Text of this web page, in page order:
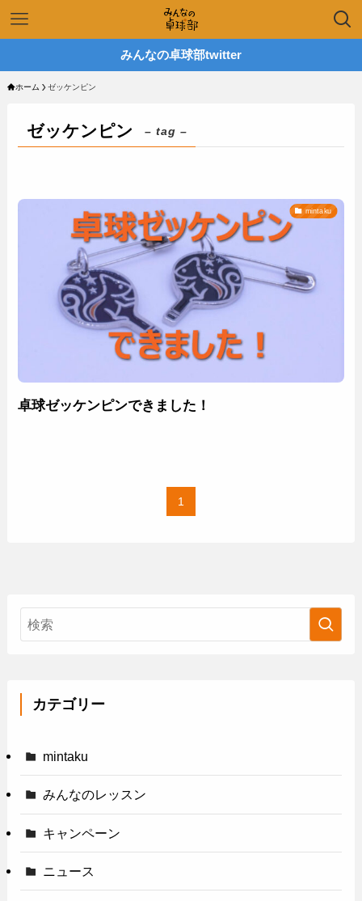
みんなの卓球部twitter
ホーム ゼッケンピン
ゼッケンピン – tag –
mintaku
卓球ゼッケンピンできました！
1
カテゴリー
mintaku
みんなのレッスン
キャンペーン
ニュース